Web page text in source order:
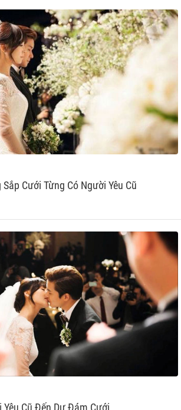
Cưới Từng Có Người Yêu Cũ
Yêu Cũ Đến Dự Đám Cưới